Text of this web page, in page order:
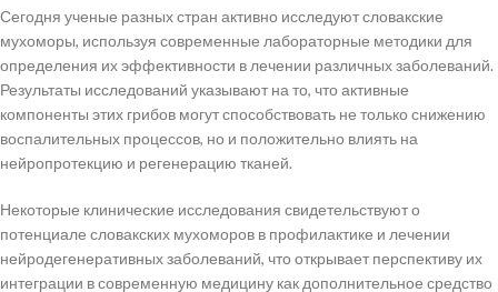
Сегодня ученые разных стран активно исследуют словакские
мухоморы, используя современные лабораторные методики для
определения их эффективности в лечении различных заболеваний.
Результаты исследований указывают на то, что активные
компоненты этих грибов могут способствовать не только снижению
воспалительных процессов, но и положительно влиять на
нейропротекцию и регенерацию тканей.
Некоторые клинические исследования свидетельствуют о
потенциале словакских мухоморов в профилактике и лечении
нейродегенеративных заболеваний, что открывает перспективу их
интеграции в современную медицину как дополнительное средство